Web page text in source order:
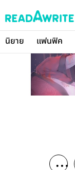
นิยาย แฟนฟิค